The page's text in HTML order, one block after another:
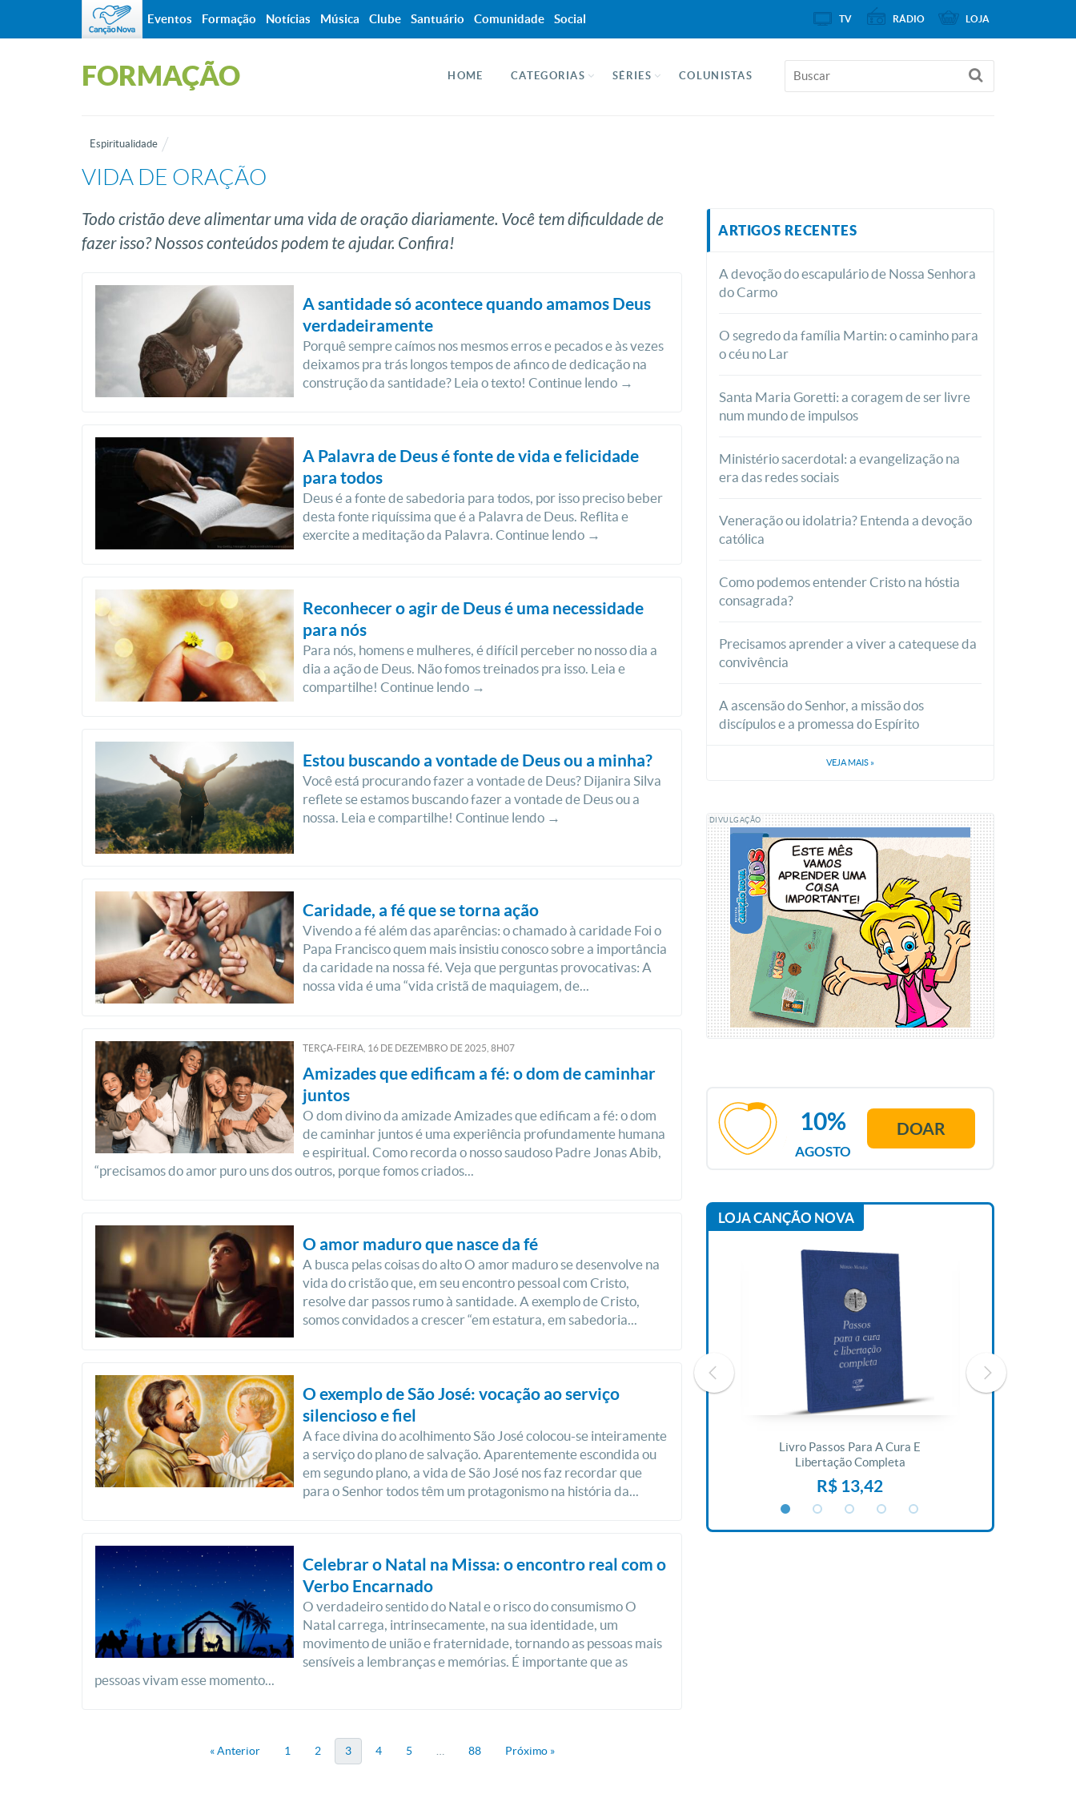
FORMAÇÃO HOME CATEGORIAS SÉRIES COLUNISTAS
Espiritualidade
VIDA DE ORAÇÃO
Todo cristão deve alimentar uma vida de oração diariamente. Você tem dificuldade de
fazer isso? Nossos conteúdos podem te ajudar. Confira!
A santidade só acontece quando amamos Deus
verdadeiramente
Porquê sempre caímos nos mesmos erros e pecados e às vezes
deixamos pra trás longos tempos de afinco de dedicação na
construção da santidade? Leia o texto! Continue lendo →
A Palavra de Deus é fonte de vida e felicidade
para todos
Deus é a fonte de sabedoria para todos, por isso preciso beber
desta fonte riquíssima que é a Palavra de Deus. Reflita e
exercite a meditação da Palavra. Continue lendo →
Reconhecer o agir de Deus é uma necessidade
para nós
Para nós, homens e mulheres, é difícil perceber no nosso dia a
dia a ação de Deus. Não fomos treinados pra isso. Leia e
compartilhe! Continue lendo →
Estou buscando a vontade de Deus ou a minha?
Você está procurando fazer a vontade de Deus? Dijanira Silva
reflete se estamos buscando fazer a vontade de Deus ou a
nossa. Leia e compartilhe! Continue lendo →
Caridade, a fé que se torna ação
Vivendo a fé além das aparências: o chamado à caridade Foi o
Papa Francisco quem mais insistiu conosco sobre a importância
da caridade na nossa fé. Veja que perguntas provocativas: A
nossa vida é uma “vida cristã de maquiagem, de...
TERÇA-FEIRA, 16 DE DEZEMBRO DE 2025, 8H07
Amizades que edificam a fé: o dom de caminhar
juntos
O dom divino da amizade Amizades que edificam a fé: o dom
de caminhar juntos é uma experiência profundamente humana
e espiritual. Como recorda o nosso saudoso Padre Jonas Abib,
“precisamos do amor puro uns dos outros, porque fomos criados...
O amor maduro que nasce da fé
A busca pelas coisas do alto O amor maduro se desenvolve na
vida do cristão que, em seu encontro pessoal com Cristo,
resolve dar passos rumo à santidade. A exemplo de Cristo,
somos convidados a crescer “em estatura, em sabedoria...
O exemplo de São José: vocação ao serviço
silencioso e fiel
A face divina do acolhimento São José colocou-se inteiramente
a serviço do plano de salvação. Aparentemente escondida ou
em segundo plano, a vida de São José nos faz recordar que
para o Senhor todos têm um protagonismo na história da...
Celebrar o Natal na Missa: o encontro real com o
Verbo Encarnado
O verdadeiro sentido do Natal e o risco do consumismo O
Natal carrega, intrinsecamente, na sua identidade, um
movimento de união e fraternidade, tornando as pessoas mais
sensíveis a lembranças e memórias. É importante que as
pessoas vivam esse momento...
« Anterior 1 2 3 4 5 88 Próximo »
ARTIGOS RECENTES
A devoção do escapulário de Nossa Senhora
do Carmo
O segredo da família Martin: o caminho para
o céu no Lar
Santa Maria Goretti: a coragem de ser livre
num mundo de impulsos
Ministério sacerdotal: a evangelização na
era das redes sociais
Veneração ou idolatria? Entenda a devoção
católica
Como podemos entender Cristo na hóstia
consagrada?
Precisamos aprender a viver a catequese da
convivência
A ascensão do Senhor, a missão dos
discípulos e a promessa do Espírito
VEJA MAIS »
DIVULGAÇÃO
AGOSTO
10% DOAR
LOJA CANÇÃO NOVA
Livro O Padre: A História De
Vida De Jonas Abib
R$ 42,41
Livro Passos Para A Cura E
Libertação Completa
R$ 13,42
Eventos Formação Notícias Música Clube Santuário Comunidade Social TV RÁDIO LOJA